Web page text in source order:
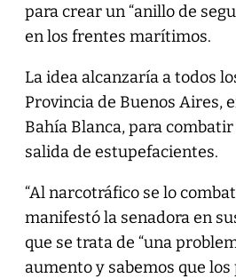
para crear un “anillo de
en los frentes marítimos.
La idea alcanzaría a todos
Provincia de Buenos Aires,
Bahía Blanca, para
salida de estupefacientes.
“Al narcotráfico se lo
manifestó la senadora en
que se trata de “una
aumento y sabemos que